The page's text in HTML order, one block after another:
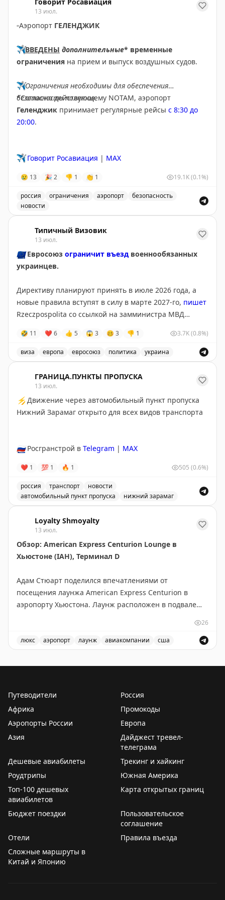
нехваткой розеток и медленным сервисом.
Пошёл дальше разгребать этот слотопад.
Вопросы, запросы, записи — всё сюда:
Stay tuned!
13 июл.
▫️Аэропорт ГЕЛЕНДЖИК
✈️ВВЕДЕНЫ дополнительные* временные
ограничения на прием и выпуск воздушных судов.
✈️Ограничения необходимы для обеспечения
безопасности полетов.
*Согласно действующему NOTAM, аэропорт
Геленджик принимает регулярные рейсы с 8:30 до
20:00.
✈️ Говорит Росавиация | MAX
😢 13 🎉 2 👎 1 👏 1 19.1K(0.1%)
россия ограничения аэропорт
безопасность
новости
Типичный Визовик
13 июл.
🇪🇺Евросоюз ограничит въездвоеннообязанных
украинцев.
Директиву планируют принять в июле 2026 года, а
новые правила вступят в силу в марте 2027-го, пишет
Rzeczpospolita со ссылкой на замминистра МВД
Для въезда и получения временной защиты
потребуется подтверждение освобождения или
отсрочки от мобилизации. По данным издания,
изменения поддерживает Польша, а инициатором
выступил Киев.
🤣 11 ❤ 6 👍 5 😱 3 🥴 3 👎 1 3.7K(0.8%)
виза европа евросоюз политика украина
ГРАНИЦА.ПУНКТЫ ПРОПУСКА
13 июл.
⚡ Движение через автомобильный пункт пропуска
Нижний Зарамаг открыто для всех видов транспорта
🇷🇺Росгранстрой в Telegram | MAX
❤ 1 💯 1 🔥 1 505 (0.6%)
россия транспорт
новости
автомобильный пункт пропуска
нижний зарамаг
Loyalty Shmoyalty
13 июл.
Обзор: American Express Centurion Lounge в
Хьюстоне (IAH), Терминал D
Адам Стюарт поделился впечатлениями от
посещения лаунжа American Express Centurion в
аэропорту Хьюстона. Лаунж расположен в подвале
США. Несмотря на скрытое расположение, здесь была
очередь. Плюсы: дружелюбный персонал, быстрый
интернет, красивый бар с обширным меню и
посадочную полосу, ограниченный буфет по
сравнению с другими лаунжами Centurion, сложный
вход. Общая оценка: стоит посетить. Доступ: American
Express Platinum Card.
Adam Stuart|Original
26
люкс аэропорт лаунж авиакомпании сша
Путеводители
Россия
Африка
Промокоды
Аэропорты России
Европа
Азия
Дайджест тревел-
телеграма
Дешевые авиабилеты
Трекинг и хайкинг
Роудтрипы
Южная Америка
Топ-100 дешевых
авиабилетов
Карта открытых границ
Бюджет поездки
Пользовательское
соглашение
Отели
Правила въезда
Сложные маршруты в
Китай и Японию